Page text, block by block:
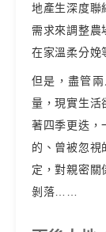
地產生深度聯
需求來調整農
在家溫柔分娩
但是，盡管
量，現實生活
著四季更迭，
的、曾被忽視
定，對親密關
剝落……